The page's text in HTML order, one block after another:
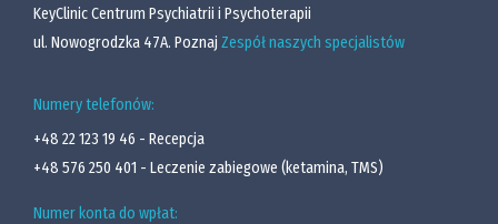
KeyClinic Centrum Psychiatrii i Psychoterapii
ul. Nowogrodzka 47A. Poznaj Zespół naszych specjalistów
Numery telefonów:
+48 22 123 19 46 - Recepcja
+48 576 250 401 - Leczenie zabiegowe (ketamina, TMS)
Numer konta do wpłat: